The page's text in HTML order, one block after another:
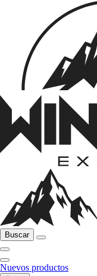
Buscar
Nuevos productos